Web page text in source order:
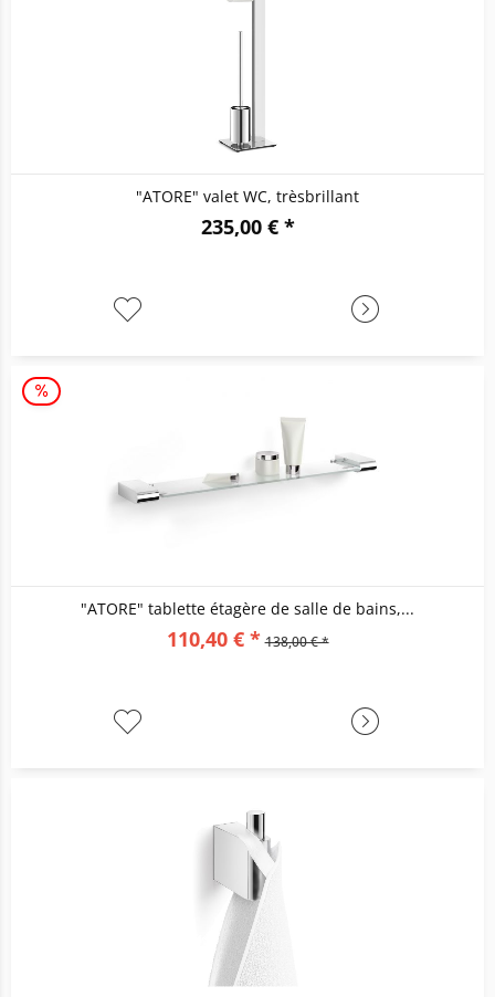
"ATORE" valet WC, trèsbrillant
235,00 € *
"ATORE" tablette étagère de salle de bains,...
110,40 € * 138,00 € *